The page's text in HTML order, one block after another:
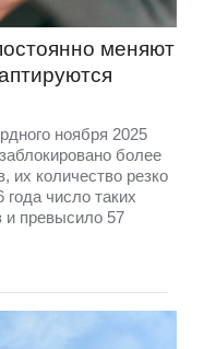
меняют
ноября 2025
более
их количество резко
число таких
и превысило 57